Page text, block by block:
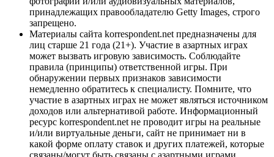
принадлежащих правообладателю Getty Images, строго
запрещено.
Материалы сайта korrespondent.net предназначены для
лиц старше 21 года (21+). Участие в азартных играх
может вызвать игровую зависимость. Соблюдайте
правила (принципы) ответственной игры. При
обнаружении первых признаков зависимости
немедленно обратитесь к специалисту. Помните, что
участие в азартных играх не может являться источником
доходов или альтернативой работе. Информационный
ресурс korrespondent.net не проводит игры на реальные
и/или виртуальные деньги, сайт не принимает ни в
какой форме оплату ставок и других платежей, которые
связаны/могут быть связаны с азартными играми,